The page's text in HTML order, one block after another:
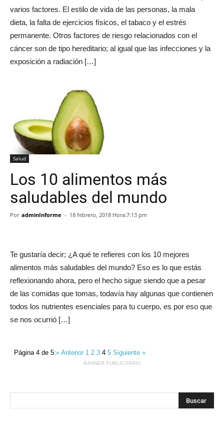
varios factores. El estilo de vida de las personas, la mala
dieta, la falta de ejercicios físicos, el tabaco y el estrés
permanente. Otros factores de riesgo relacionados con el
cáncer son de tipo hereditario; al igual que las infecciones y la
exposición a radiación […]
Salud
Los 10 alimentos más
saludables del mundo
Por adminInforme - 18 febrero, 2018 Hora:7:13 pm
Te gustaría decir; ¿A qué te refieres con los 10 mejores
alimentos más saludables del mundo? Eso es lo que estás
reflexionando ahora, pero el hecho sigue siendo que a pesar
de las comidas que tomas, todavía hay algunas que contienen
todos los nutrientes esenciales para tu cuerpo, es por eso que
se nos ocurrió […]
Página 4 de 5:« Anterior 1234 5Siguiente »
BANNER PUBLICITARIO